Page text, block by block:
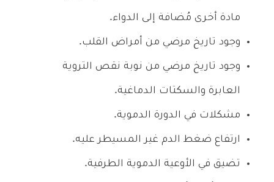
مادة أخرى مُضافة إلى الدواء.
وجود تاريخ مرضي من أمراض القلب.
وجود تاريخ مرضي من نوبة نقص التروية
العابرة والسكتات الدماغية.
مشكلات في الدورة الدموية.
ارتفاع ضغط الدم غير المسيطر عليه.
تضيق في الأوعية الدموية الطرفية.